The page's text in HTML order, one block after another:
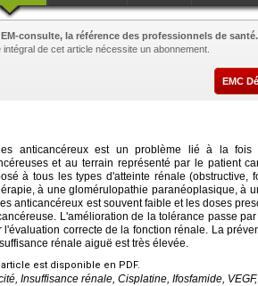
consulte, la référence des professionnels de santé.
intégral de cet article nécessite un abonnement.
EMC
anticancéreux est un problème lié à la
et au terrain représenté par le patient
à tous les types d'atteinte rénale (obstructive,
à une glomérulopathie paranéoplasique, à
anticancéreux est souvent faible et les doses
L'amélioration de la tolérance passe
correcte de la fonction rénale. La
rénale aiguë est très élevée.
est disponible en PDF.
Insuffisance rénale, Cisplatine, Ifosfamide,